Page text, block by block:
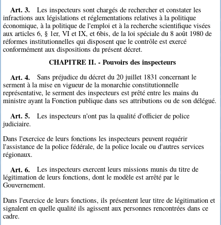
Art. 3.
Les inspecteurs sont chargés de rechercher et constater les
infractions aux législations et réglementations relatives à la politique
économique, à la politique de l'emploi et à la recherche scientifique visées
aux articles 6, § 1er, VI et IX, et 6bis, de la loi spéciale du 8 août 1980 de
réformes institutionnelles qui disposent que le contrôle est exercé
conformément aux dispositions du présent décret.
CHAPITRE II. - Pouvoirs des inspecteurs
Art. 4.
Sans préjudice du décret du 20 juillet 1831 concernant le
serment à la mise en vigueur de la monarchie constitutionnelle
représentative, le serment des inspecteurs est prêté entre les mains du
ministre ayant la Fonction publique dans ses attributions ou de son délégué.
Art. 5.
Les inspecteurs n'ont pas la qualité d'officier de police
judiciaire.
Dans l'exercice de leurs fonctions les inspecteurs peuvent requérir
l'assistance de la police fédérale, de la police locale ou d'autres services
régionaux.
Art. 6.
Les inspecteurs exercent leurs missions munis du titre de
légitimation de leurs fonctions, dont le modèle est arrêté par le
Gouvernement.
Dans l'exercice de leurs fonctions, ils présentent leur titre de légitimation et
signalent en quelle qualité ils agissent aux personnes rencontrées dans ce
cadre.